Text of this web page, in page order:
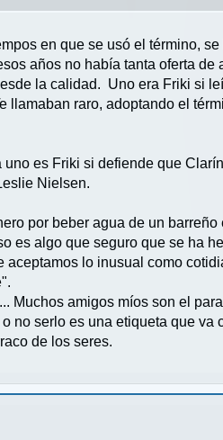
en que se usó el término,
años no había tanta oferta de
la calidad. Uno era Friki si
llamaban raro, adoptando el
es Friki si defiende que
Nielsen.
por beber agua de un barreño
es algo que seguro que se ha
lo inusual como
Muchos amigos míos son el
no serlo es una etiqueta que va
de los seres.